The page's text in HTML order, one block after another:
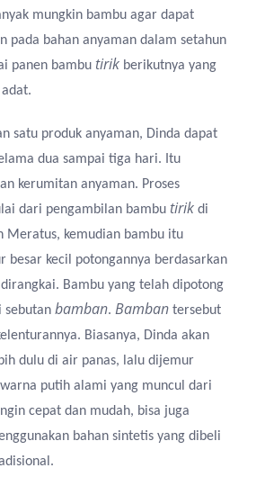
mungkin bambu agar dapat
pada bahan anyaman dalam setahun
panen bambu tirik berikutnya yang
satu produk anyaman, Dinda dapat
dua sampai tiga hari. Itu
kerumitan anyaman. Proses
dari pengambilan bambu tirik di
Meratus, kemudian bambu itu
besar kecil potongannya berdasarkan
Bambu yang telah dipotong
sebutan bamban. Bamban tersebut
Biasanya, Dinda akan
dulu di air panas, lalu dijemur
putih alami yang muncul dari
cepat dan mudah, bisa juga
bahan sintetis yang dibeli